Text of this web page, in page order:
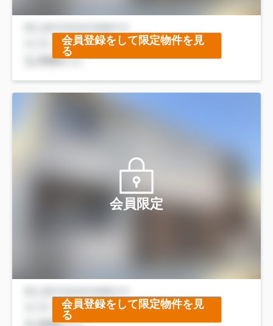
会員登録をして限定物件を見
る
会員限定
会員登録をして限定物件を見
る